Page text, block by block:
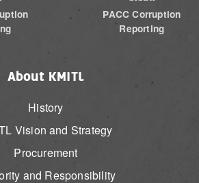
PACC Corruption
Reporting
About KMITL
History
Vision and Strategy
Procurement
and Responsibility